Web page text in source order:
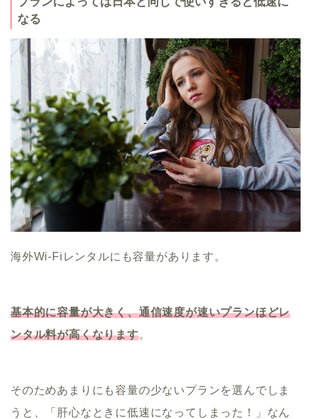
なる
海外Wi-Fiレンタルにも容量があります。
基本的に容量が大きく、通信速度が速いプランほどレ
ンタル料が高くなります。
そのためあまりにも容量の少ないプランを選んでしま
うと、「肝心なときに低速になってしまった！」なん